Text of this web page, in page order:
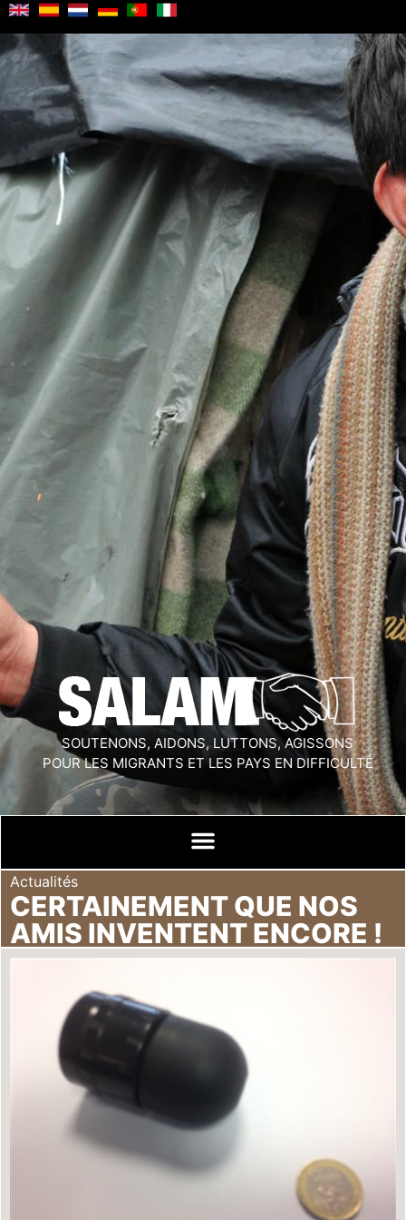
SOUTENONS, AIDONS, LUTTONS, AGISSONS
POUR LES MIGRANTS ET LES PAYS EN DIFFICULTÉ
Actualités
CERTAINEMENT QUE NOS
AMIS INVENTENT ENCORE !